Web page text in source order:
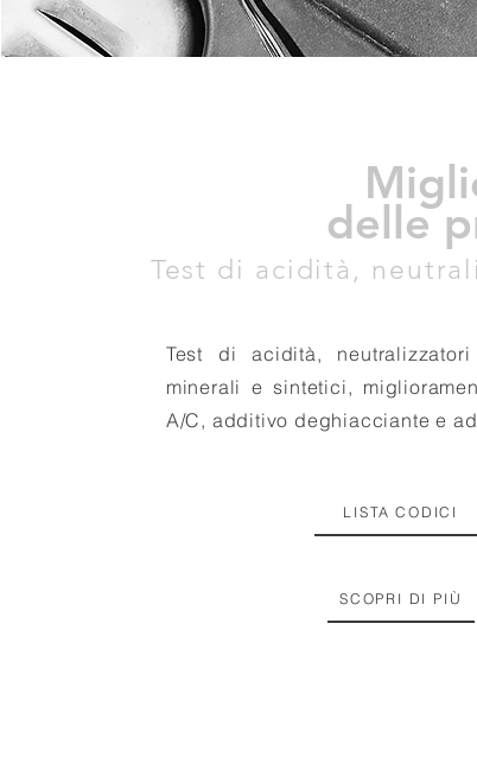
delle
Test di acidità,
Test di acidità,
minerali e sintetici,
A/C, additivo deghiacciante e
LISTA CODICI
SCOPRI DI PIÙ